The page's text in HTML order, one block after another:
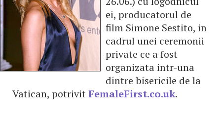
ei, producatorul de
film Simone Sestito, in
cadrul unei ceremonii
private ce a fost
organizata intr-una
dintre bisericile de la
Vatican, potrivitFemaleFirst.co.uk.